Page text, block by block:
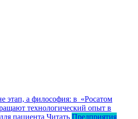
этап, а философия: в «Росатом
технологический опыт в
пациента Читать Предприятия